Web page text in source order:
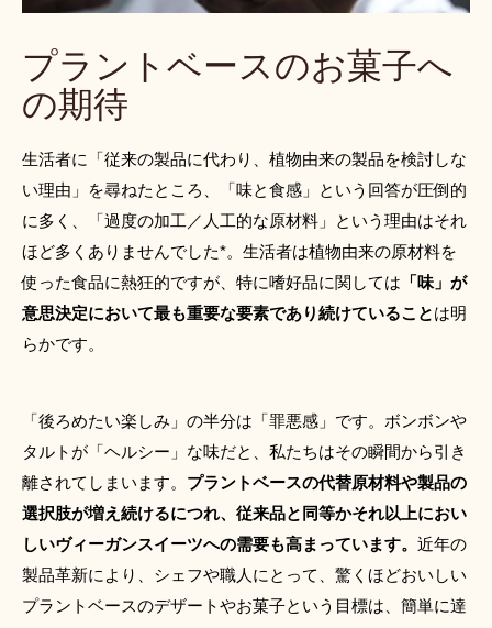
プラントベースのお菓子へ
の期待
生活者に「従来の製品に代わり、植物由来の製品を検討しな
い理由」を尋ねたところ、「味と食感」という回答が圧倒的
に多く、「過度の加工／人工的な原材料」という理由はそれ
ほど多くありませんでした*。生活者は植物由来の原材料を
使った食品に熱狂的ですが、特に嗜好品に関しては 「味」が
意思決定において最も重要な要素であり続けていることは明
らかです。
「後ろめたい楽しみ」の半分は「罪悪感」です。ボンボンや
タルトが「ヘルシー」な味だと、私たちはその瞬間から引き
離されてしまいます。 プラントベースの代替原材料や製品の
選択肢が増え続けるにつれ、従来品と同等かそれ以上におい
しいヴィーガンスイーツへの需要も高まっています。 近年の
製品革新により、シェフや職人にとって、驚くほどおいしい
プラントベースのデザートやお菓子という目標は、簡単に達